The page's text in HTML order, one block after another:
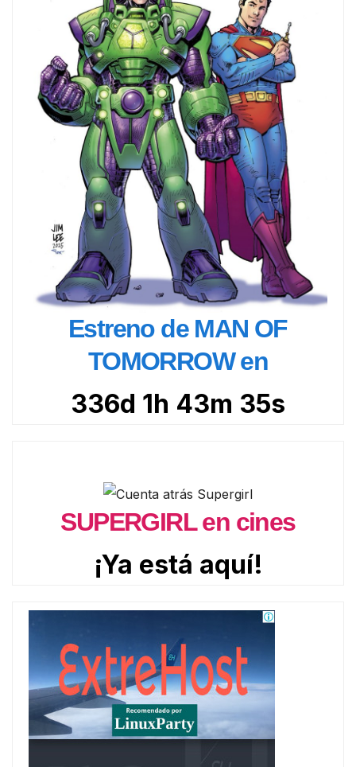
Estreno de MAN OF
TOMORROW en
336d 1h 43m 33s
SUPERGIRL en cines
¡Ya está aquí!